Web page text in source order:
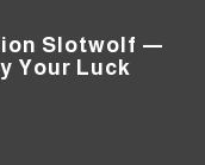
Slotwolf —
Your Luck